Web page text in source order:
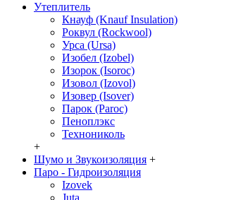
Утеплитель
Кнауф (Knauf Insulation)
Роквул (Rockwool)
Урса (Ursa)
Изобел (Izobel)
Изорок (Isoroc)
Изовол (Izovol)
Изовер (Isover)
Парок (Paroс)
Пеноплэкс
Технониколь
+
Шумо и Звукоизоляция +
Паро - Гидроизоляция
Izovek
Juta